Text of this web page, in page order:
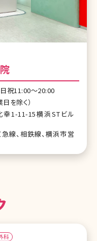
祝11:00〜20:00
を除く）
1-11-15横浜STビル
線、相鉄線、横浜市営
科